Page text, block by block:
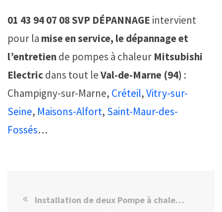
01 43 94 07 08SVP DÉPANNAGE intervient
pour la mise en service, le dépannage et
l’entretiende pompes à chaleur Mitsubishi
Electricdans tout leVal-de-Marne (94) :
Champigny-sur-Marne, Créteil,Vitry-sur-
Seine, Maisons-Alfort, Saint-Maur-des-
Fossés…
Installation de deux Pompe à chaleur air air Choisy le roi